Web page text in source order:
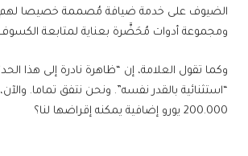
الضيوف على خدمة ضيافة مُصممة خصيصا لهم،
ومجموعة أدوات مُحَضَّرة بعناية لمتابعة
وكما تقول العلامة، إن “ظاهرة نادرة إلى هذا
“استثنائية بالقدر نفسه”. ونحن نتفق تماما.
200.000 يورو إضافية يمكنه إقراضها لنا؟